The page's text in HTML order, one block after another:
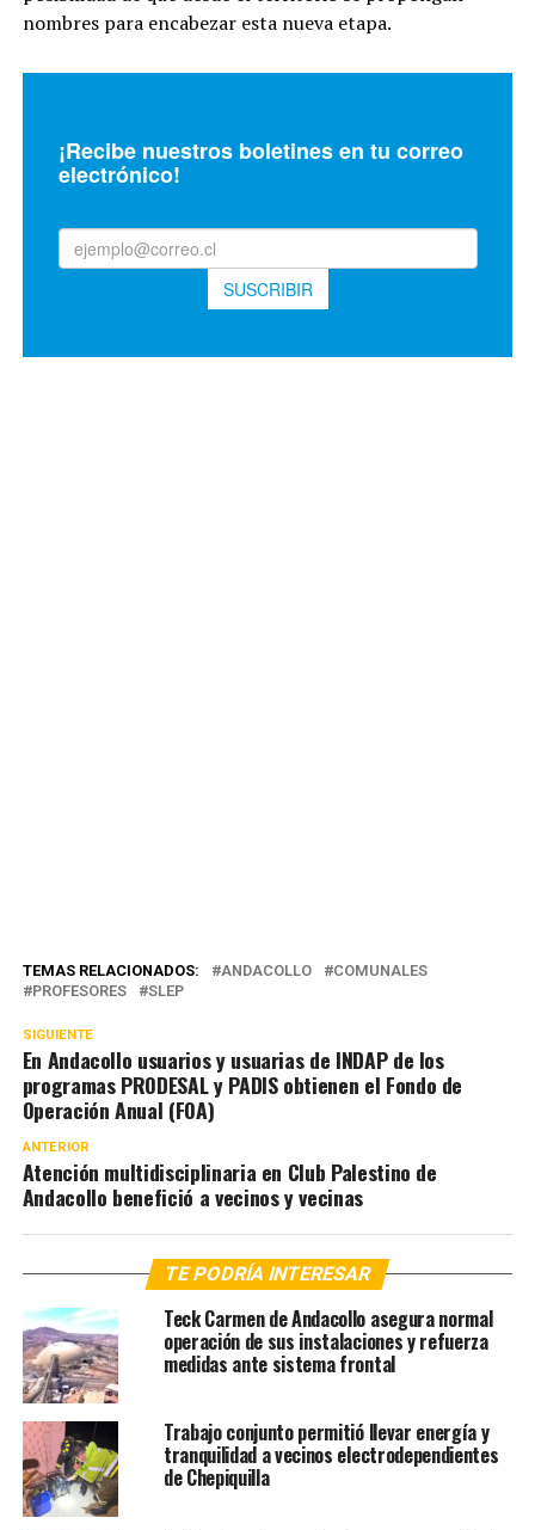
nombres para encabezar esta nueva etapa.
TEMAS RELACIONADOS: ANDACOLLO
COMUNALES
PROFESORES
SLEP
SIGUIENTE
En Andacollo usuarios y usuarias de INDAP de los
programas PRODESAL y PADIS obtienen el Fondo de
Operación Anual (FOA)
ANTERIOR
Atención multidisciplinaria en Club Palestino de
Andacollo benefició a vecinos y vecinas
TE PODRÍA INTERESAR
Teck Carmen de Andacollo asegura normal
operación de sus instalaciones y refuerza
medidas ante sistema frontal
Trabajo conjunto permitió llevar energía y
tranquilidad a vecinos electrodependientes
de Chepiquilla